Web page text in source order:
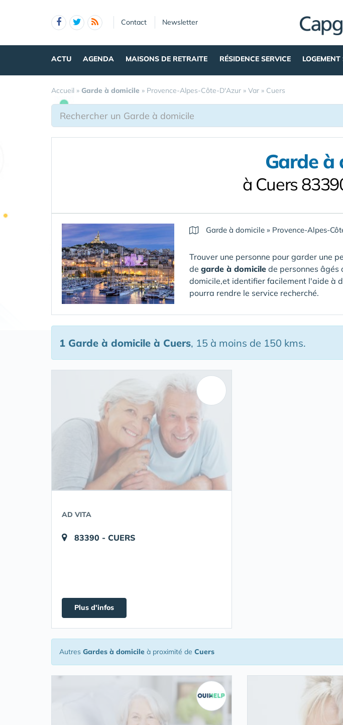
Contact Newsletter
ACTU AGENDA MAISONS DE RETRAITE RÉSIDENCE SERVICE
Accueil » Garde à domicile » Provence-Alpes-Côte-D'Azur » Var » Cuers
Garde à
à Cuers
Garde à domicile » Provence-Alpes-
Trouver une personne pour garder une
de garde à domicile de personnes
domicile,et identifier facilement l'aide à
pourra rendre le service recherché.
1 Garde à domicile à Cuers, 15 à moins de 150 kms.
AD VITA
83390 - CUERS
Plus d'infos
Autres Gardes à domicile à proximité de Cuers